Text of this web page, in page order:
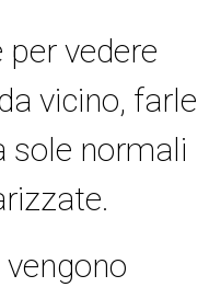
per vedere
vicino, farle
sole normali